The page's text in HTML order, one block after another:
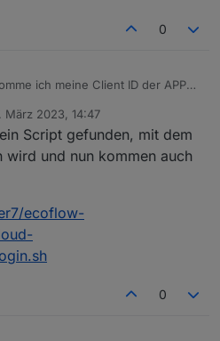
0
ich meine Client ID der APP
März 2023, 14:47
von
Script gefunden, mit dem
wird und nun kommen auch
ecoflow-
0